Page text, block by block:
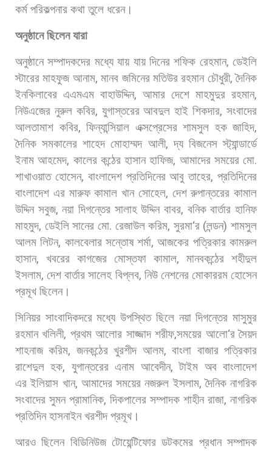
কর্ম পরিকল্পনার কথা তুলে ধরেন।
অনুষ্ঠানে ছিলেন যারা
অনুষ্ঠানে সম্পাদকদের মধ্যে যায় যায় দিনের শফিক রেহমান, ডেইলি
স্টারের মাহফুজ আনাম,মানব জমিনের মতিউর রহমান চৌধুরী,দৈনিক
ইনকিলাবের এএমএম বাহাউদ্দিন, আমার দেশে মাহমুদুর রহমান,
নিউএজের নুরুল কবির, যুগাস্তরের আবদুল হাই শিকদার,সংবাদের
আলতামাশ কবির, ফিন্যান্সিয়াল এক্সপ্রেসের শামসুল হক জাহিদ,
দৈনিক সমকালের শাহেদ মোহাম্মদ আলী,দ্য বিজনেস স্ট্যান্ডার্ডে
ইনাম আহমেদ, কালের কন্ঠের হাসান হাফিজ, আমাদের সময়ের মো.
শাখাওয়াত হোসেন, বাংলাদেশ প্রতিদিনের আবু তাহের,প্রতিদিনের
বাংলাদেশ এর মারুফ কামাল খান সোহেল, দেশ রুপান্তরের কামাল
উদ্দিন সবুজ,নয়া দিগন্তের সালাহ উদ্দিন বাবর, বনিক বার্তার হানিফ
মাহমুদ, ডেইলি সানের মো. রেজাউল করিম, সুরমা‘র(লন্ডন) শামসুল
আলম লিটন, কালবেলার সন্তোষ শর্মা,আজকের পত্রিকার কামরুল
হাসান, খবরের কাগজের মোস্তফা কামাল, মানবকন্ঠের শহীদুল
ইসলাম,দেশ বার্তার সালেহ বিপ্লব, নিউ নেশনের মোকাররম হোসেন
প্রমূখ ছিলেন।
সিনিয়র সাংবাদিকদরে মধ্যে উপস্থিত ছিলে নয়া দিগন্তের মাসুমুর
রহমান খলিলী, প্রথম আলোর সাজ্জাদ শরীফ,সময়ের আলো‘র সৈয়দ
শাহনাজ করিম, জনকন্ঠের খুরশীদ আলম,বাংলা বাজার পত্রিকার
রাশেদুল হক, যুগান্তরের এনাম আবেদীন,টাইম অব বাংলাদেশ
এর ইলিয়াস খান, আমাদের সময়ের নজরুল ইসলাম,দৈনিক নাগরিক
সংবাদের সুমন প্রামানিক, দিকপালের সম্পাদক শাহীন রাজা, নাগরিক
প্রতিদিন হাসনাইন খরশীদ প্রমূখ।
আরও ছিলেন বিডিনিউজ টোয়েন্টিফোর ডটকমের প্রধান সম্পাদক